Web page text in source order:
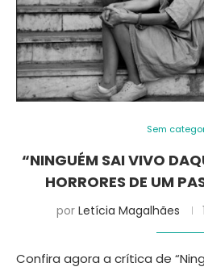
Sem
“NINGUÉM SAI VIVO
HORRORES DE UM
por Letícia Magalhães
Confira agora a crítica de